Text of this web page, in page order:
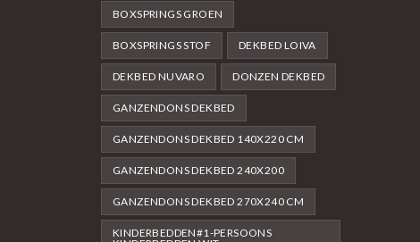
BOXSPRINGS GROEN
BOXSPRINGS STOF DEKBED LOIVA
DEKBED NUVARO DONZEN DEKBED
GANZENDONS DEKBED
GANZENDONS DEKBED 140X220 CM
GANZENDONS DEKBED 240X200
GANZENDONS DEKBED 270X240 CM
KINDERBEDDEN#1-PERSOONS